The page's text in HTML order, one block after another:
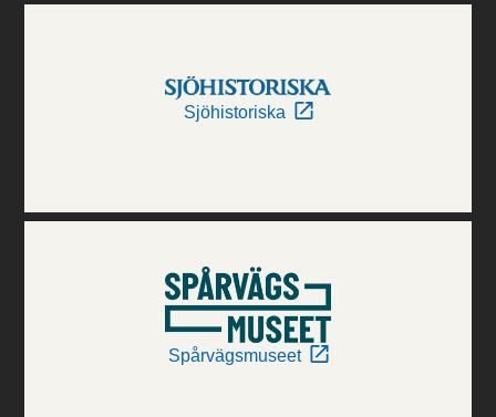
Sjöhistoriska
Spårvägsmuseet